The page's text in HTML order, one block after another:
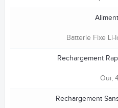
Batterie Fixe
Rechargement
Oui,
Rechargement